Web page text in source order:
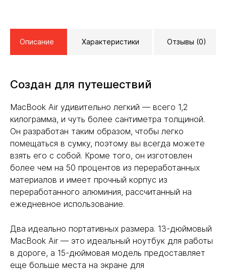
Описание Характеристики Отзывы (0)
Создан для путешествий
MacBook Air удивительно легкий — всего 1,2
килограмма, и чуть более сантиметра толщиной.
Он разработан таким образом, чтобы легко
помещаться в сумку, поэтому вы всегда можете
взять его с собой. Кроме того, он изготовлен
более чем на 50 процентов из переработанных
материалов и имеет прочный корпус из
переработанного алюминия, рассчитанный на
ежедневное использование.
Два идеально портативных размера. 13-дюймовый
MacBook Air — это идеальный ноутбук для работы
в дороге, а 15-дюймовая модель предоставляет
еще больше места на экране для